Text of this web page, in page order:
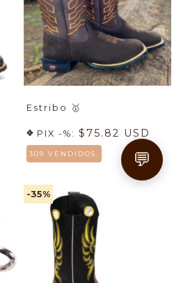
Estribo 🥇
PIX -%: $75.82 USD
309 VENDIDOS.
-35%
💬